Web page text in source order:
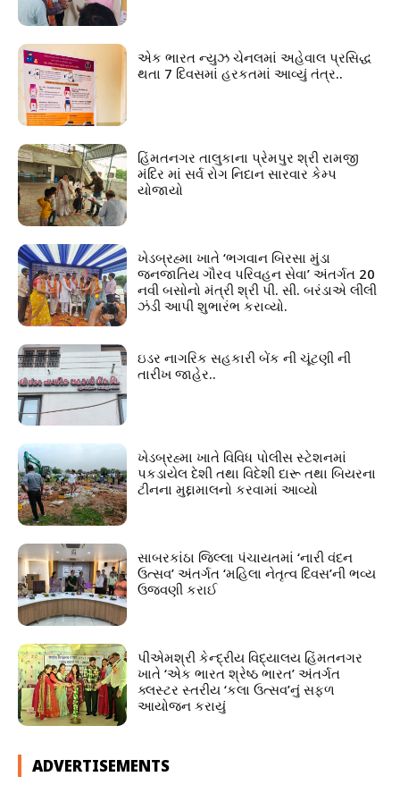
એક ભારત ન્યુઝ ચેનલમાં અહેવાલ પ્રસિદ્ધ
થતા 7 દિવસમાં હરકતમાં આવ્યું તંત્ર..
હિંમતનગર તાલુકાના પ્રેમપુર શ્રી રામજી
મંદિર માં સર્વ રોગ નિદાન સારવાર કેમ્પ
યોજાયો
ખેડબ્રહ્મા ખાતે ‘ભગવાન બિરસા મુંડા
જનજાતિય ગૌરવ પરિવહન સેવા’ અંતર્ગત 20
નવી બસોનો મંત્રી શ્રી પી. સી. બરંડાએ લીલી
ઝંડી આપી શુભારંભ કરાવ્યો.
ઇડર નાગરિક સહકારી બેંક ની ચૂંટણી ની
તારીખ જાહેર..
ખેડબ્રહ્મા ખાતે વિવિધ પોલીસ સ્ટેશનમાં
પકડાયેલ દેશી તથા વિદેશી દારૂ તથા બિયરના
ટીનના મુદ્દામાલનો કરવામાં આવ્યો
સાબરકાંઠા જિલ્લા પંચાયતમાં ‘નારી વંદન
ઉત્સવ’ અંતર્ગત ‘મહિલા નેતૃત્વ દિવસ’ની ભવ્ય
ઉજવણી કરાઈ
પીએમશ્રી કેન્દ્રીય વિદ્યાલય હિંમતનગર
ખાતે ‘એક ભારત શ્રેષ્ઠ ભારત’ અંતર્ગત
ક્લસ્ટર સ્તરીય ‘કલા ઉત્સવ’નું સફળ
આયોજન કરાયું
ADVERTISEMENTS